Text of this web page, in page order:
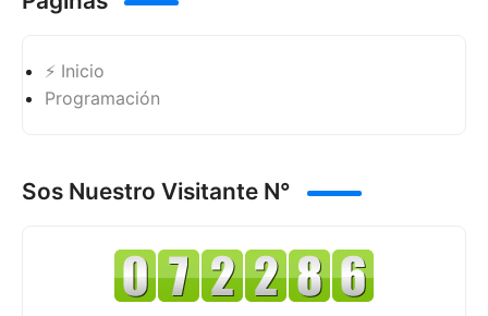
⚡ Inicio
Programación
Sos Nuestro Visitante N°